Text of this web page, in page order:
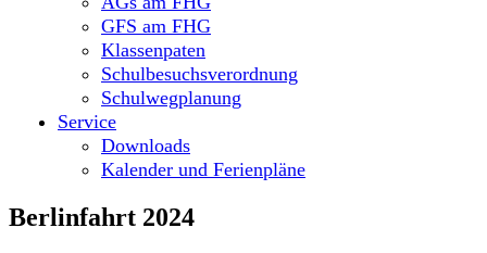
GFS am FHG
Klassenpaten
Schulbesuchsverordnung
Schulwegplanung
Service
Downloads
Kalender und Ferienpläne
Berlinfahrt 2024